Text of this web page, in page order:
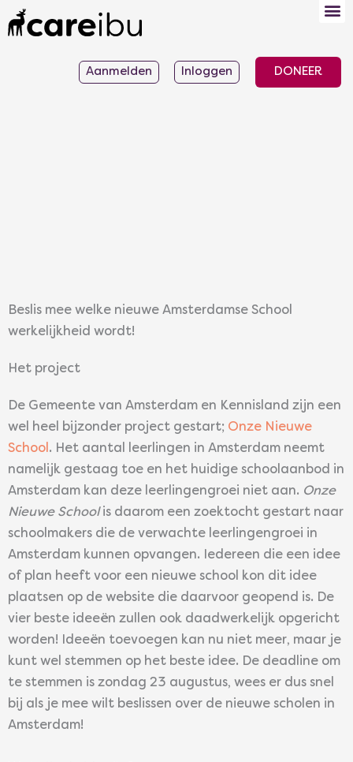
naar
Aanmelden Inloggen DONEER
Beslis mee welke nieuwe Amsterdamse School
werkelijkheid wordt!
Het project
De Gemeente van Amsterdam en Kennisland zijn een
wel heel bijzonder project gestart; Onze Nieuwe
School . Het aantal leerlingen in Amsterdam neemt
namelijk gestaag toe en het huidige schoolaanbod in
Amsterdam kan deze leerlingengroei niet aan. Onze
Nieuwe Schoolis daarom een zoektocht gestart naar
schoolmakers die de verwachte leerlingengroei in
Amsterdam kunnen opvangen. Iedereen die een idee
of plan heeft voor een nieuwe school kon dit idee
plaatsen op de website die daarvoor geopend is. De
vier beste ideeën zullen ook daadwerkelijk opgericht
worden! Ideeën toevoegen kan nu niet meer, maar je
kunt wel stemmen op het beste idee. De deadline om
te stemmen is zondag 23 augustus, wees er dus snel
bij als je mee wilt beslissen over de nieuwe scholen in
Amsterdam!